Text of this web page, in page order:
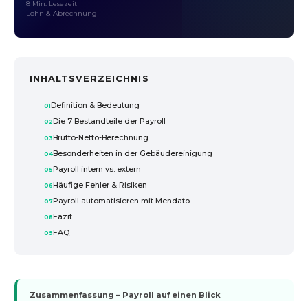
8 Min. Lesezeit
Lohn & Abrechnung
INHALTSVERZEICHNIS
Definition & Bedeutung
Die 7 Bestandteile der Payroll
Brutto-Netto-Berechnung
Besonderheiten in der Gebäudereinigung
Payroll intern vs. extern
Häufige Fehler & Risiken
Payroll automatisieren mit Mendato
Fazit
FAQ
Zusammenfassung – Payroll auf einen Blick